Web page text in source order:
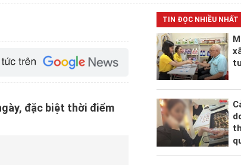
đặc biệt thời điểm
TIN ĐỌC NHIỀU NHẤT